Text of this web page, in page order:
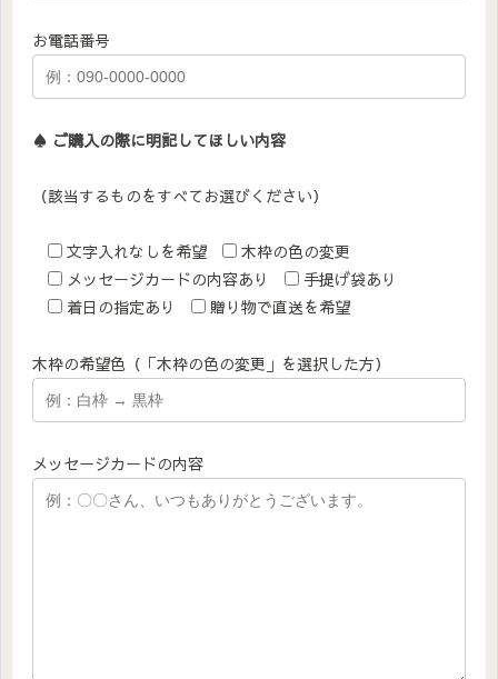
お電話番号
♠︎ ご購入の際に明記してほしい内容
（該当するものをすべてお選びください）
文字入れなしを希望
木枠の色の変更
メッセージカードの内容あり
手提げ袋あり
着日の指定あり
贈り物で直送を希望
木枠の希望色（「木枠の色の変更」を選択した方）
メッセージカードの内容